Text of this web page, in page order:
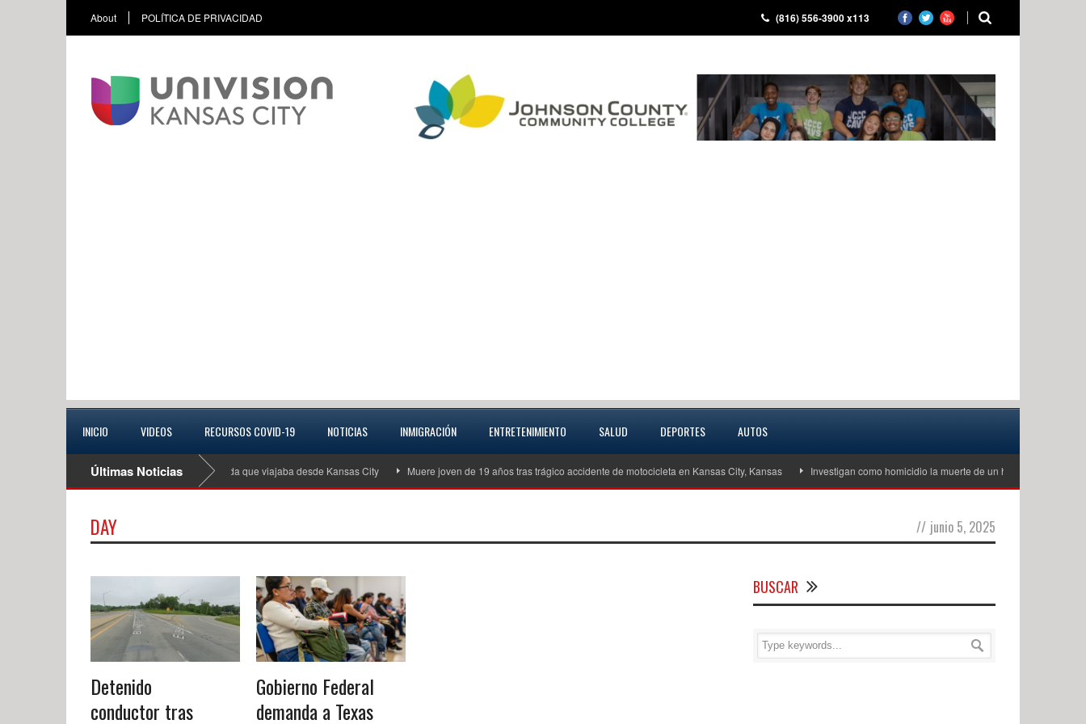
About POLÍTICA DE PRIVACIDAD (816) 556-3900 x113
INICIO VIDEOS RECURSOS COVID-19 NOTICIAS INMIGRACIÓN ENTRETENIMIENTO SALUD DEPORTES AUTOS
Últimas Noticias
Autoridades buscan a conductora extraviada que viajaba desde Kansas City Muere joven de 19 años tras trágico accidente de motocicleta en Kansas City, Kansas Investigan como homicidio la muerte de un hombre de unos 60
DAY // junio 5, 2025
Detenido
conductor tras
Gobierno Federal
demanda a Texas
BUSCAR